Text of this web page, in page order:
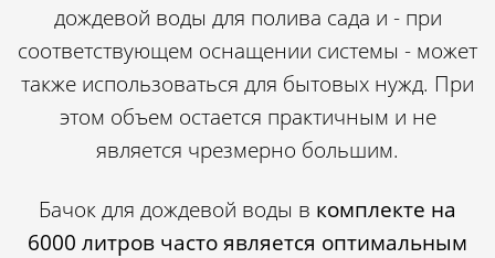
дождевой воды для полива сада и - при
соответствующем оснащении системы - может
также использоваться для бытовых нужд. При
этом объем остается практичным и не
является чрезмерно большим.
Бачок для дождевой воды в комплекте на
6000 литров часто является оптимальным